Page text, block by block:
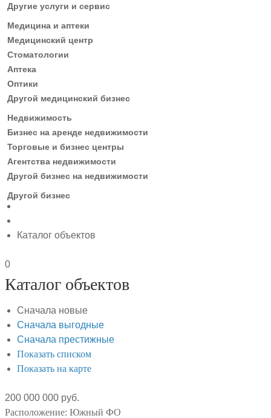
Другие услуги и сервис
Медицина и аптеки
Медицинский центр
Стоматологии
Аптека
Оптики
Другой медицинский бизнес
Недвижимость
Бизнес на аренде недвижимости
Торговые и бизнес центры
Агентства недвижимости
Другой бизнес на недвижимости
Другой бизнес
Каталог объектов
0
Каталог объектов
Сначала новые
Сначала выгодные
Сначала престижные
Показать списком
Показать на карте
200 000 000 руб.
Расположение: Южный ФО